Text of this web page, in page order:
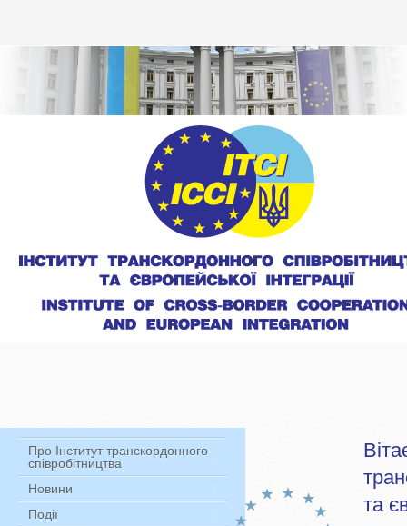
Про Інститут транскордонного
співробітництва
Новини
Події
та